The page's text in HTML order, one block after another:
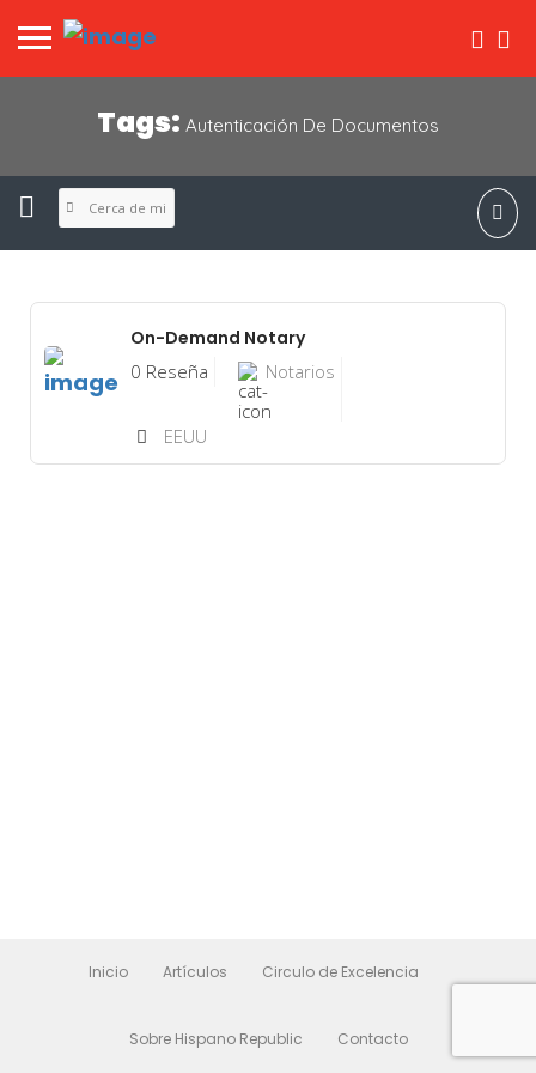
Tags: Autenticación De Documentos
Cerca de mi
On-Demand Notary
0 Reseña
Notarios
EEUU
Inicio Artículos Circulo de Excelencia
Sobre Hispano Republic Contacto